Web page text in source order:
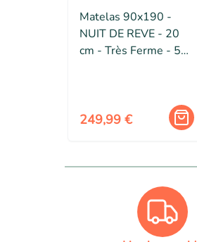
Matelas 90x190 -
NUIT DE REVE - 20
cm - Très Ferme - 5
249,99 €